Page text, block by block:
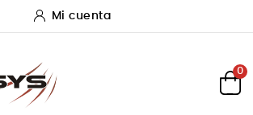
Mi cuenta
0